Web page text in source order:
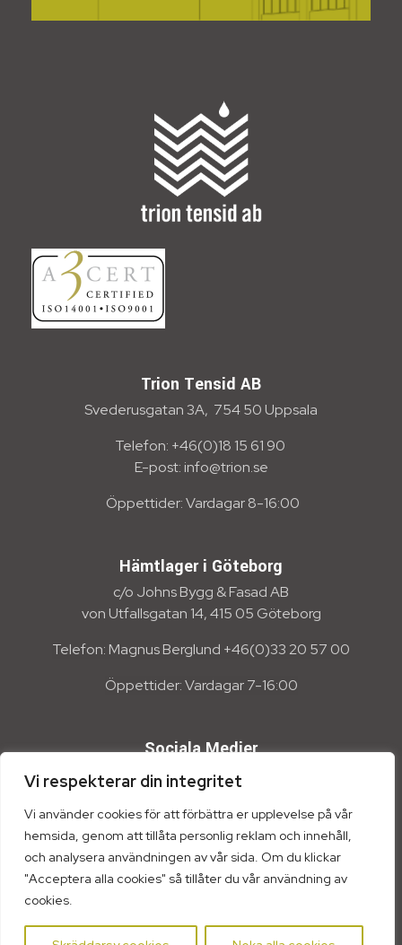
Vi respekterar din integritet
Vi använder cookies för att förbättra er upplevelse på vår
hemsida, genom att tillåta personlig reklam och innehåll,
och analysera användningen av vår sida. Om du klickar
"Acceptera alla cookies" så tillåter du vår användning av
cookies.
Trion Tensid AB
Svederusgatan 3A, 754 50 Uppsala
Telefon: +46(0)18 15 61 90
E-post: info@trion.se
Öppettider: Vardagar 8-16:00
Hämtlager i Göteborg
c/o Johns Bygg & Fasad AB
von Utfallsgatan 14, 415 05 Göteborg
Telefon: Magnus Berglund +46(0)33 20 57 00
Öppettider: Vardagar 7-16:00
Sociala Medier